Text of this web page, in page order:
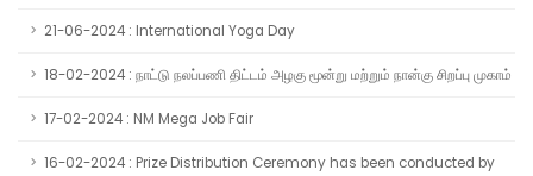
21-06-2024 : International Yoga Day
18-02-2024 : நாட்டு நலப்பணி திட்டம் அழகு மூன்று மற்றும் நான்கு சிறப்பு முகாம்
17-02-2024 : NM Mega Job Fair
16-02-2024 : Prize Distribution Ceremony has been conducted by